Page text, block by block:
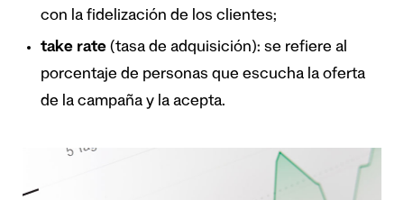
con la fidelización de los clientes;
take rate (tasa de adquisición): se refiere al
porcentaje de personas que escucha la oferta
de la campaña y la acepta.